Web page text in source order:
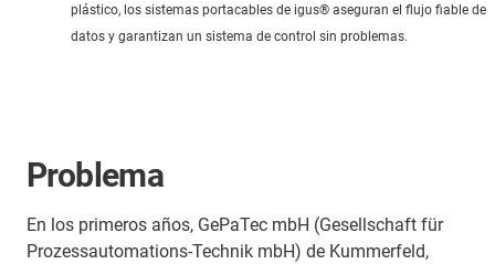
plástico, los sistemas portacables de igus® aseguran el flujo fiable de
datos y garantizan un sistema de control sin problemas.
Problema
En los primeros años, GePaTec mbH (Gesellschaft für
Prozessautomations-Technik mbH) de Kummerfeld,